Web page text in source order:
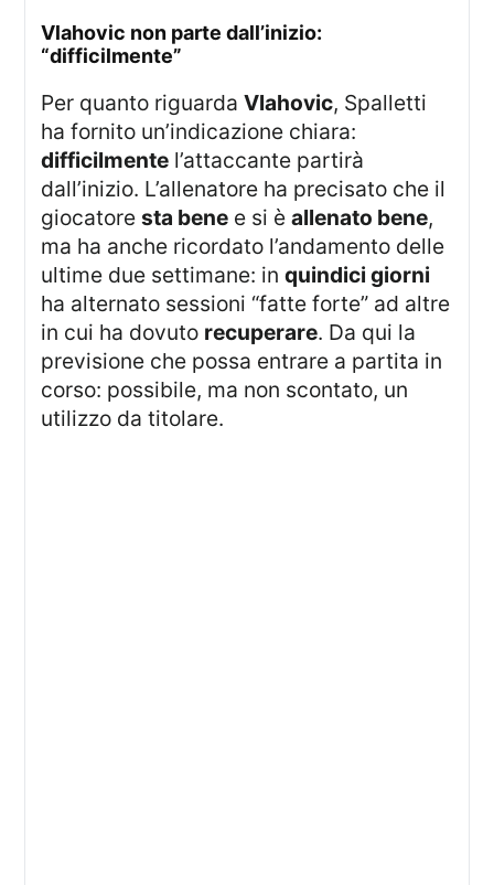
vlahovic non parte dall’inizio:
“difficilmente”
Per quanto riguardaVlahovic, Spalletti
ha fornito un’indicazione chiara:
difficilmente l’attaccante partirà
dall’inizio. L’allenatore ha precisato che il
giocatoresta bene e si èallenato bene,
ma ha anche ricordato l’andamento delle
ultime due settimane: inquindici giorni
ha alternato sessioni “fatte forte” ad altre
in cui ha dovuto recuperare. Da qui la
previsione che possa entrare a partita in
corso: possibile, ma non scontato, un
utilizzo da titolare.